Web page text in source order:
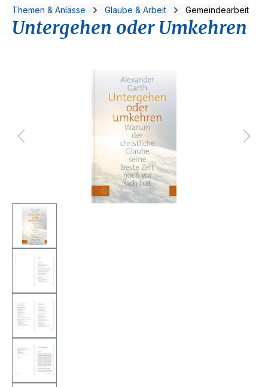
Themen & Anlässe Glaube & Arbeit Gemeindearbeit
Untergehen oder Umkehren